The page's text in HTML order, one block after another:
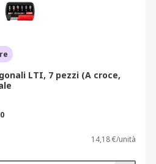
LTI, 7 pezzi (A croce,
14,18 €/unità